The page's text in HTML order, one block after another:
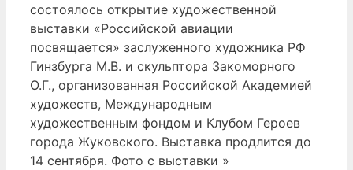
состоялось открытие художественной
выставки «Российской авиации
посвящается» заслуженного художника РФ
Гинзбурга М.В. и скульптора Закоморного
О.Г., организованная Российской Академией
художеств, Международным
художественным фондом и Клубом Героев
города Жуковского. Выставка продлится до
14 сентября. Фото с выставки »